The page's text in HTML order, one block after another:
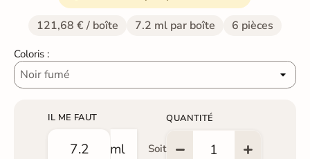
121,68 € / boîte 7.2 ml par boîte 6 pièces
Coloris :
IL ME FAUT
ml Soit
QUANTITÉ